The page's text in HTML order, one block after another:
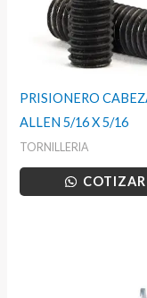
PRISIONERO
ALLEN 5/16 X 5/16
TORNILLERIA
COTIZAR